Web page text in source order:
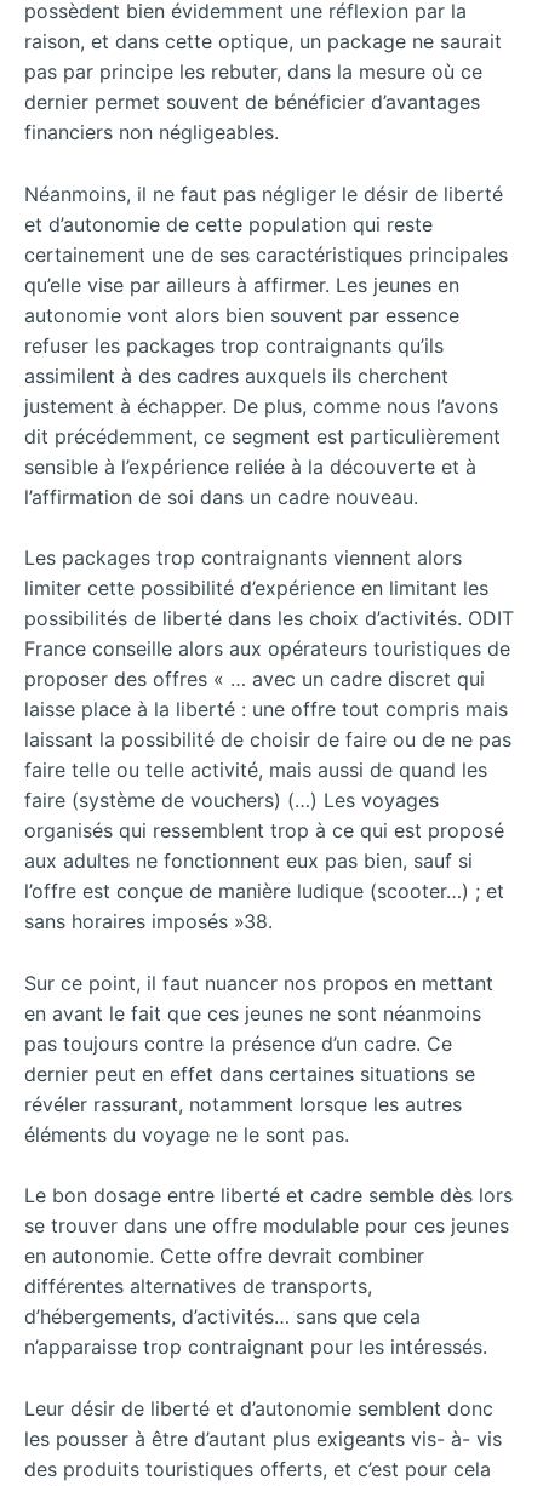
possèdent bien évidemment une réflexion par la
raison, et dans cette optique, un package ne saurait
pas par principe les rebuter, dans la mesure où ce
dernier permet souvent de bénéficier d’avantages
financiers non négligeables.
Néanmoins, il ne faut pas négliger le désir de liberté
et d’autonomie de cette population qui reste
certainement une de ses caractéristiques principales
qu’elle vise par ailleurs à affirmer. Les jeunes en
autonomie vont alors bien souvent par essence
refuser les packages trop contraignants qu’ils
assimilent à des cadres auxquels ils cherchent
justement à échapper. De plus, comme nous l’avons
dit précédemment, ce segment est particulièrement
sensible à l’expérience reliée à la découverte et à
l’affirmation de soi dans un cadre nouveau.
Les packages trop contraignants viennent alors
limiter cette possibilité d’expérience en limitant les
possibilités de liberté dans les choix d’activités. ODIT
France conseille alors aux opérateurs touristiques de
proposer des offres « … avec un cadre discret qui
laisse place à la liberté : une offre tout compris mais
laissant la possibilité de choisir de faire ou de ne pas
faire telle ou telle activité, mais aussi de quand les
faire (système de vouchers) (…) Les voyages
organisés qui ressemblent trop à ce qui est proposé
aux adultes ne fonctionnent eux pas bien, sauf si
l’offre est conçue de manière ludique (scooter…) ; et
sans horaires imposés »38.
Sur ce point, il faut nuancer nos propos en mettant
en avant le fait que ces jeunes ne sont néanmoins
pas toujours contre la présence d’un cadre. Ce
dernier peut en effet dans certaines situations se
révéler rassurant, notamment lorsque les autres
éléments du voyage ne le sont pas.
Le bon dosage entre liberté et cadre semble dès lors
se trouver dans une offre modulable pour ces jeunes
en autonomie. Cette offre devrait combiner
différentes alternatives de transports,
d’hébergements, d’activités… sans que cela
n’apparaisse trop contraignant pour les intéressés.
Leur désir de liberté et d’autonomie semblent donc
les pousser à être d’autant plus exigeants vis- à- vis
des produits touristiques offerts, et c’est pour cela